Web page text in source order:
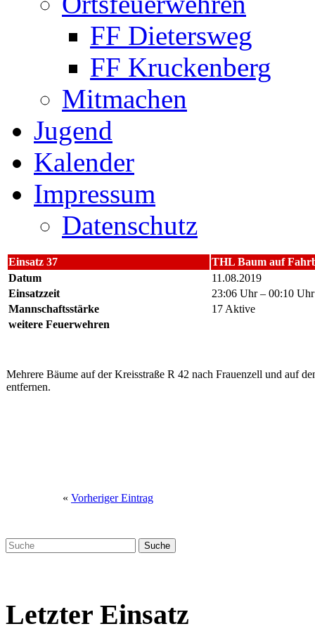
FF Dietersweg
FF Kruckenberg
Mitmachen
Jugend
Kalender
Impressum
Datenschutz
Einsatz 37
THL Baum auf
Datum
11.08.2019
Einsatzzeit
23:06 Uhr – 00:10 Uhr
Mannschaftsstärke
17 Aktive
weitere Feuerwehren
Mehrere Bäume auf der Kreisstraße R 42 nach Frauenzell und auf
entfernen.
« Vorheriger Eintrag
Letzter Einsatz